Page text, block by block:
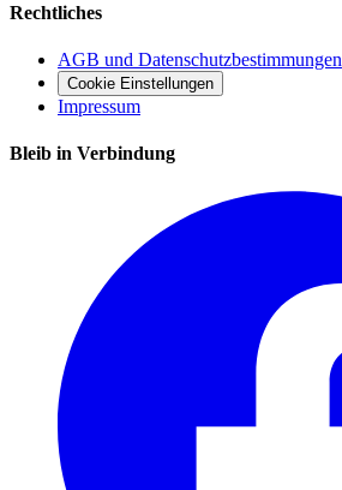
Rechtliches
AGB und Datenschutzbestimmungen
Cookie Einstellungen
Impressum
Bleib in Verbindung